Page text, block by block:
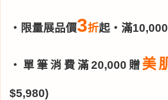
・限量展品價3折起・滿
・單筆消費滿20,000贈 美
$5,980)